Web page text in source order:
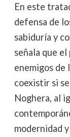
En este
defensa de
sabiduría y
señala que
enemigos de
coexistir si
Noghera, al
modernidad